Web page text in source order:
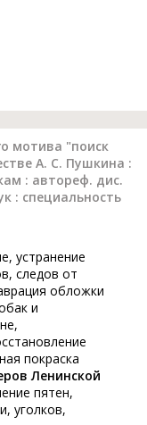
мотива "поиск
А. С. Пушкина :
: автореф. дис.
: специальность
устранение
следов от
обложки
и
покраска
Ленинской
пятен,
уголков,